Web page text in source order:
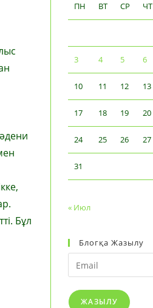
Бұл
ПН
ВТ СР ЧТ
3 4 5 6
10 11 12 13
17 18 19 20
24 25 26 27
31
« Июл
Блогқа Жазылу
Email
ЖАЗЫЛУ